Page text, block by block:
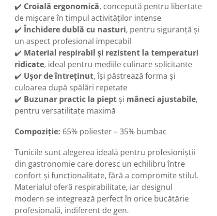
✔️ Croială ergonomică, concepută pentru libertate
de mișcare în timpul activităților intense
✔️Închidere dublă cu nasturi, pentru siguranță și
un aspect profesional impecabil
✔️ Material respirabil și rezistent la temperaturi
ridicate, ideal pentru mediile culinare solicitante
✔️ Ușor de întreținut, își păstrează forma și
culoarea după spălări repetate
✔️ Buzunar practic la piept și mâneci ajustabile,
pentru versatilitate maximă
Compoziție: 65% poliester – 35% bumbac
Tunicile sunt alegerea ideală pentru profesioniștii
din gastronomie care doresc un echilibru între
confort și funcționalitate, fără a compromite stilul.
Materialul oferă respirabilitate, iar designul
modern se integrează perfect în orice bucătărie
profesională, indiferent de gen.